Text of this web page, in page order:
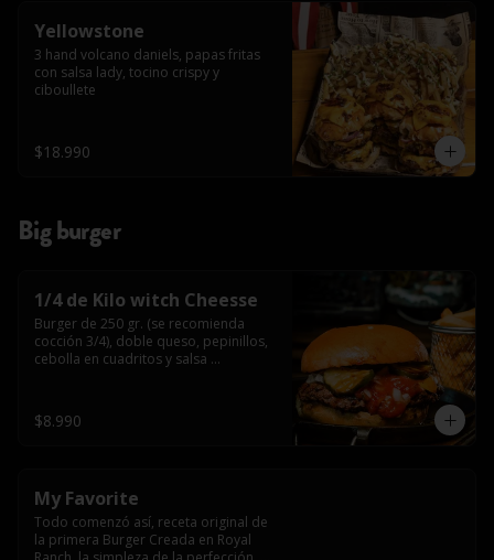
Yellowstone
3 hand volcano daniels, papas fritas
con salsa lady, tocino crispy y
ciboullete
$18.990
Big burger
1/4 de Kilo witch Cheesse
Burger de 250 gr. (se recomienda
cocción 3/4), doble queso, pepinillos,
cebolla en cuadritos y salsa
$8.990
My Favorite
Todo comenzó así, receta original de
la primera Burger Creada en Royal